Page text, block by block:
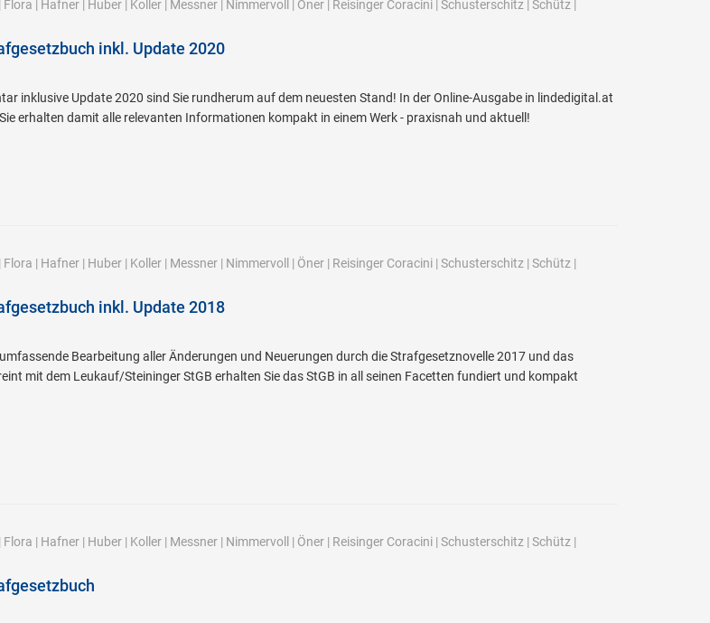
Flora | Hafner| Huber| Koller| Messner| Nimmervoll | Öner| Reisinger Coracini| Schusterschitz| Schütz|
inkl. Update 2020
inklusive Update 2020 sind Sie rundherum auf dem neuesten Stand! In der Online-Ausgabe in lindedigital.at
erhalten damit alle relevanten Informationen kompakt in einem Werk - praxisnah und aktuell!
Flora | Hafner| Huber| Koller| Messner| Nimmervoll | Öner| Reisinger Coracini| Schusterschitz| Schütz|
inkl. Update 2018
Bearbeitung aller Änderungen und Neuerungen durch die Strafgesetznovelle 2017 und das
mit dem Leukauf/Steininger StGB erhalten Sie das StGB in all seinen Facetten fundiert und kompakt
Flora | Hafner| Huber| Koller| Messner| Nimmervoll | Öner| Reisinger Coracini| Schusterschitz| Schütz|